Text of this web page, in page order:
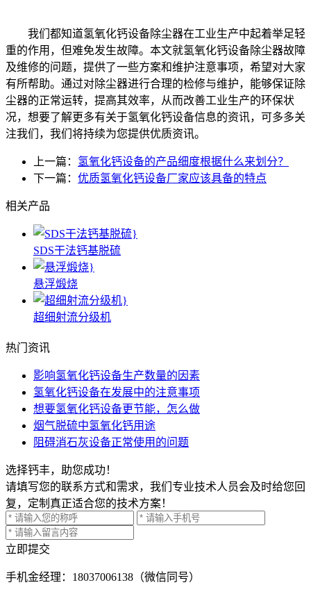
我们都知道氢氧化钙设备除尘器在工业生产中起着举足轻
重的作用，但难免发生故障。本文就氢氧化钙设备除尘器故障
及维修的问题，提供了一些方案和维护注意事项，希望对大家
有所帮助。通过对除尘器进行合理的检修与维护，能够保证除
尘器的正常运转，提高其效率，从而改善工业生产的环保状
况，想要了解更多有关于氢氧化钙设备信息的资讯，可多多关
注我们，我们将持续为您提供优质资讯。
上一篇： 氢氧化钙设备的产品细度根据什么来划分？
下一篇： 优质氢氧化钙设备厂家应该具备的特点
相关产品
SDS干法钙基脱硫
悬浮煅烧
超细射流分级机
热门资讯
影响氢氧化钙设备生产数量的因素
氢氧化钙设备在发展中的注意事项
想要氢氧化钙设备更节能，怎么做
烟气脱硫中氢氧化钙用途
阻碍消石灰设备正常使用的问题
选择钙丰，助您成功！
请填写您的联系方式和需求，我们专业技术人员会及时给您回
复，定制真正适合您的技术方案！
立即提交
手机金经理：18037006138（微信同号）